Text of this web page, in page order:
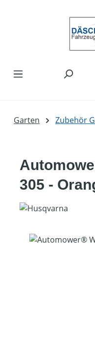
Garten Zubehör
305 -
Bildergalerie